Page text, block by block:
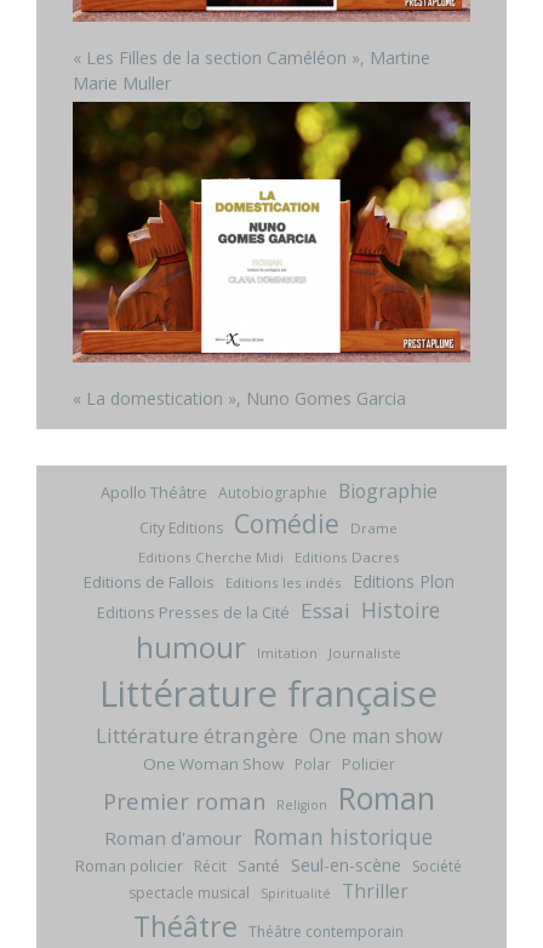
« Les Filles de la section Caméléon », Martine
Marie Muller
« La domestication », Nuno Gomes Garcia
Apollo Théâtre Autobiographie Biographie
City Editions Comédie
Drame
Editions Cherche Midi
Editions Dacres
Editions de Fallois Editions les indés Editions Plon
Editions Presses de la Cité Essai Histoire
humour Imitation Journaliste
Littérature française
Littérature étrangère One man show
One Woman Show Polar Policier
Premier roman Religion Roman
Roman d'amour Roman historique
Roman policier Récit Santé Seul-en-scène
Société
spectacle musical
Spiritualité Thriller
Théâtre Théâtre contemporain